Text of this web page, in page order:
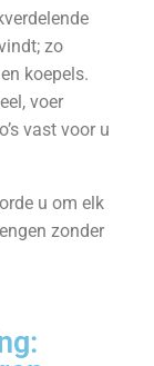
zo
koepels.
voer
vast voor u
u om elk
zonder